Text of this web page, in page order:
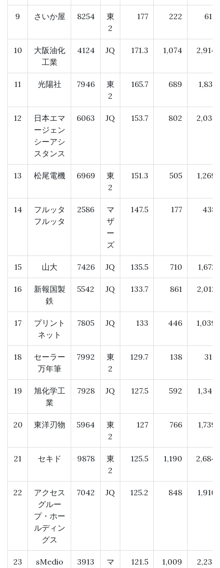
9 さいか屋 8254
東
2
177 222 615
10
大阪油化
工業
4124 JQ 171.3 1,074 2,914
11 光陽社 7946
東
2
165.7 689 1,831
12
日本エマ
ージェン
シーアシ
スタンス
6063 JQ 153.7 802 2,035
13 松尾電機 6969
東
2
151.3 505 1,269
14
フルッタ
フルッタ
2586
マ
ザ
ー
ズ
147.5 177 438
15 山大 7426 JQ 135.5 710 1,672
16
新報国製
鉄
5542 JQ 133.7 861 2,012
17
プリント
ネット
7805 JQ 133 446 1,039
18
セーラー
万年筆
7992
東
2
129.7 138 317
19
旭化学工
業
7928 JQ 127.5 592 1,347
20 東洋刃物 5964
東
2
127 766 1,739
21 セキド 9878
東
2
125.5 1,190 2,684
22
アクセス
グルー
プ・ホー
ルディン
グス
7042 JQ 125.2 848 1,910
23 sMedio 3913
マ
121.5 1,009 2,235